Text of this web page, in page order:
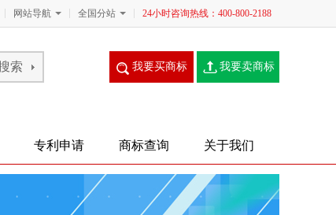
网站导航 全国分站 24小时咨询热线：400-800-2188
我要买商标 我要卖商标
专利申请 商标查询 关于我们